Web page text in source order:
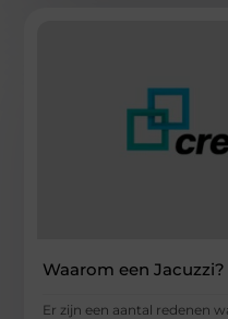
Waarom een Jacuzzi?
Er zijn een aantal redenen